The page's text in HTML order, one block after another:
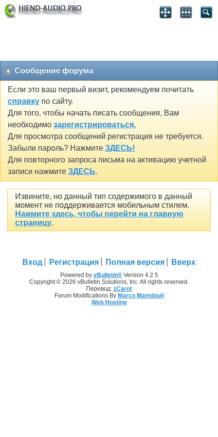
Сообщение форума
Если это ваш первый визит, рекомендуем почитать
справку по сайту.
Для того, чтобы начать писать сообщения, Вам
необходимо зарегистрироваться.
Для просмотра сообщений регистрация не требуется.
Забыли пароль? Нажмите ЗДЕСЬ!
Для повторного запроса письма на активацию учетной
записи нажмите ЗДЕСЬ.
Извините, но данный тип содержимого в данный
момент не поддерживается мобильным стилем.
Нажмите здесь, чтобы перейти на главную
страницу.
Вход Регистрация Полная версия Вверх
Powered by vBulletin®Version 4.2.5
Copyright © 2026 vBulletin Solutions, Inc. All rights reserved.
Перевод: zCarot
Forum Modifications By Marco Mamdouh
Web Hosting